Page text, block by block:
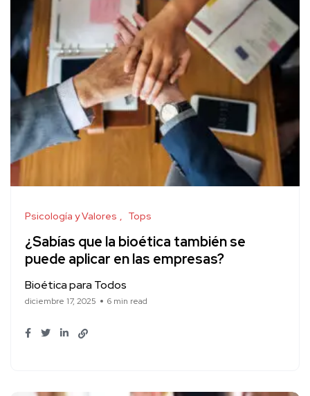
Psicología y Valores Tops
¿Sabías que la bioética también se
puede aplicar en las empresas?
Bioética para Todos
diciembre 17, 2025 6 min read